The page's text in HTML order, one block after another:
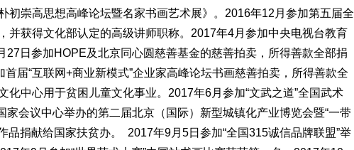
初崇高思想高峰论坛暨名家书画艺术展》。2016年12月参加第五届全
并获得文化部认定的高级讲师职称。2017年4月参加中央电视台教育
日参加HOPE及北京同心圆慈善基金的慈善拍卖，所得善款全部捐
届“互联网+商业新模式”企业家高峰论坛书画慈善拍卖，所得善款全
化中心用于贫困儿童文化事业。2017年6月参加“文武之道”全国武术
会议中心举办的第二届北京（国际）新型城镇化产业博览会暨“一带
品捐献给国家扶贫办。 2017年9月5日参加“全国315诚信品牌联盟”举